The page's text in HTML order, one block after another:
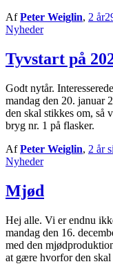
AfPeter Weiglin, 2 år
Nyheder
Tyvstart på
Godt nytår.
mandag den 20. januar
den skal stikkes om, så
bryg nr. 1 på flasker.
AfPeter Weiglin, 2 år
Nyheder
Mjød
Hej alle. Vi er endnu
mandag den 16.
med den
at gære hvorfor den skal